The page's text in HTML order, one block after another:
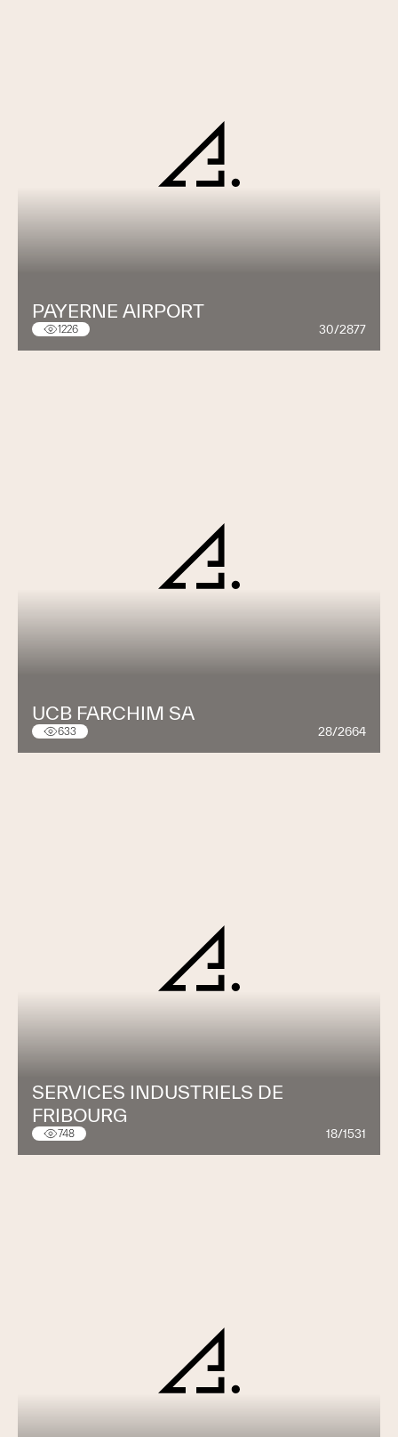
PAYERNE AIRPORT
1226 30/2877
UCB FARCHIM SA
633 28/2664
SERVICES INDUSTRIELS DE
FRIBOURG
748 18/1531